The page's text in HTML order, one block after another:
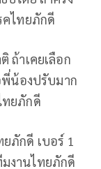
คไทยภักดี
ถ้าเคยเลือก
พี่น้องปรับมาก
ทยภักดี
ภักดี เบอร์ 1
มงานไทยภักดี